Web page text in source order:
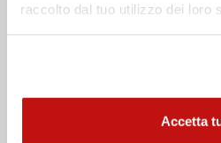
raccolto dal tuo utilizzo dei loro
Accetta